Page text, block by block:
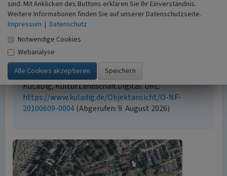
Urheberrechtlicher Hinweis
Der hier präsentierte Inhalt ist urheberrechtlich
geschützt. Die angezeigten Medien unterliegen
möglicherweise zusätzlichen urheberrechtlichen
Bedingungen, die an diesen ausgewiesen sind.
Empfohlene Zitierweise
„Siedlung Drostenbusch in Schonnebeck”. In:
KuLaDig, Kultur.Landschaft.Digital. URL:
https://www.kuladig.de/Objektansicht/O-NF-
20100609-0004(Abgerufen: 9. August 2026)
sind. Mit Anklicken des Buttons erklären Sie Ihr Einverständnis.
Weitere Informationen finden Sie auf unserer Datenschutzseite.
Impressum | Datenschutz
Notwendige Cookies
Webanalyse